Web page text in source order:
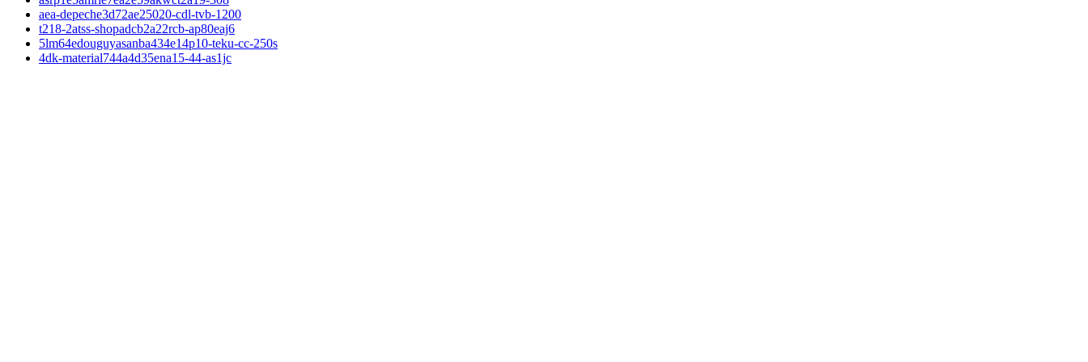
aea-depeche3d72ae25020-cdl-tvb-1200
t218-2atss-shopadcb2a22rcb-ap80eaj6
5lm64edouguyasanba434e14p10-teku-cc-250s
4dk-material744a4d35ena15-44-as1jc